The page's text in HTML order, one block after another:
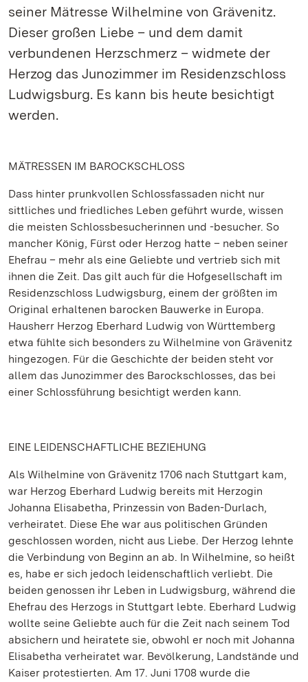
seiner Mätresse Wilhelmine von Grävenitz.
Dieser großen Liebe – und dem damit
verbundenen Herzschmerz – widmete der
Herzog das Junozimmer im Residenzschloss
Ludwigsburg. Es kann bis heute besichtigt
werden.
MÄTRESSEN IM BAROCKSCHLOSS
Dass hinter prunkvollen Schlossfassaden nicht nur
sittliches und friedliches Leben geführt wurde, wissen
die meisten Schlossbesucherinnen und -besucher. So
mancher König, Fürst oder Herzog hatte – neben seiner
Ehefrau – mehr als eine Geliebte und vertrieb sich mit
ihnen die Zeit. Das gilt auch für die Hofgesellschaft im
Residenzschloss Ludwigsburg, einem der größten im
Original erhaltenen barocken Bauwerke in Europa.
Hausherr Herzog Eberhard Ludwig von Württemberg
etwa fühlte sich besonders zu Wilhelmine von Grävenitz
hingezogen. Für die Geschichte der beiden steht vor
allem das Junozimmer des Barockschlosses, das bei
einer Schlossführung besichtigt werden kann.
EINE LEIDENSCHAFTLICHE BEZIEHUNG
Als Wilhelmine von Grävenitz 1706 nach Stuttgart kam,
war Herzog Eberhard Ludwig bereits mit Herzogin
Johanna Elisabetha, Prinzessin von Baden-Durlach,
verheiratet. Diese Ehe war aus politischen Gründen
geschlossen worden, nicht aus Liebe. Der Herzog lehnte
die Verbindung von Beginn an ab. In Wilhelmine, so heißt
es, habe er sich jedoch leidenschaftlich verliebt. Die
beiden genossen ihr Leben in Ludwigsburg, während die
Ehefrau des Herzogs in Stuttgart lebte. Eberhard Ludwig
wollte seine Geliebte auch für die Zeit nach seinem Tod
absichern und heiratete sie, obwohl er noch mit Johanna
Elisabetha verheiratet war. Bevölkerung, Landstände und
Kaiser protestierten. Am 17. Juni 1708 wurde die